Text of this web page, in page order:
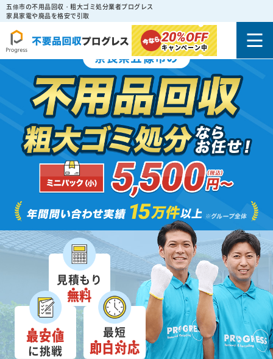
五條市の不用品回収・粗大ゴミ処分業者プログレス
家具家電や廃品を格安で引取
20%OFF
キャンペーン中
奈良県五條市の
見積もり
無料
最安値
に挑戦
最短
即日対応